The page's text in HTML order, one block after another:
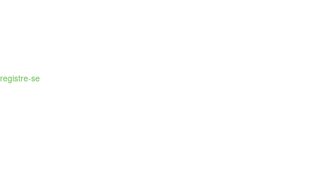
registre-se